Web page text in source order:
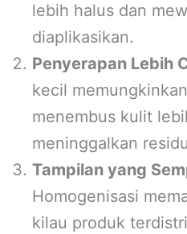
lebih halus dan
diaplikasikan.
Penyerapan Lebih
kecil
menembus kulit
meninggalkan
Tampilan yang
Homogenisasi
kilau produk